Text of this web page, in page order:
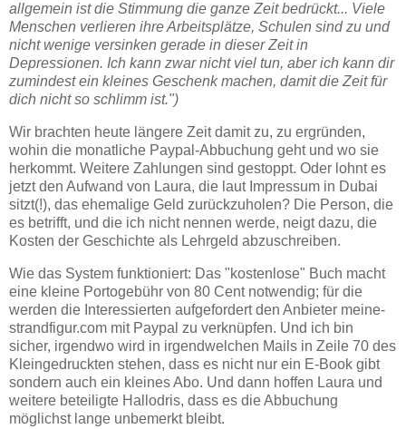
allgemein ist die Stimmung die ganze Zeit bedrückt... Viele
Menschen verlieren ihre Arbeitsplätze, Schulen sind zu und
nicht wenige versinken gerade in dieser Zeit in
Depressionen. Ich kann zwar nicht viel tun, aber ich kann dir
zumindest ein kleines Geschenk machen, damit die Zeit für
dich nicht so schlimm ist.")
Wir brachten heute längere Zeit damit zu, zu ergründen,
wohin die monatliche Paypal-Abbuchung geht und wo sie
herkommt. Weitere Zahlungen sind gestoppt. Oder lohnt es
jetzt den Aufwand von Laura, die laut Impressum in Dubai
sitzt(!), das ehemalige Geld zurückzuholen? Die Person, die
es betrifft, und die ich nicht nennen werde, neigt dazu, die
Kosten der Geschichte als Lehrgeld abzuschreiben.
Wie das System funktioniert: Das "kostenlose" Buch macht
eine kleine Portogebühr von 80 Cent notwendig; für die
werden die Interessierten aufgefordert den Anbieter meine-
strandfigur.com mit Paypal zu verknüpfen. Und ich bin
sicher, irgendwo wird in irgendwelchen Mails in Zeile 70 des
Kleingedruckten stehen, dass es nicht nur ein E-Book gibt
sondern auch ein kleines Abo. Und dann hoffen Laura und
weitere beteiligte Hallodris, dass es die Abbuchung
möglichst lange unbemerkt bleibt.